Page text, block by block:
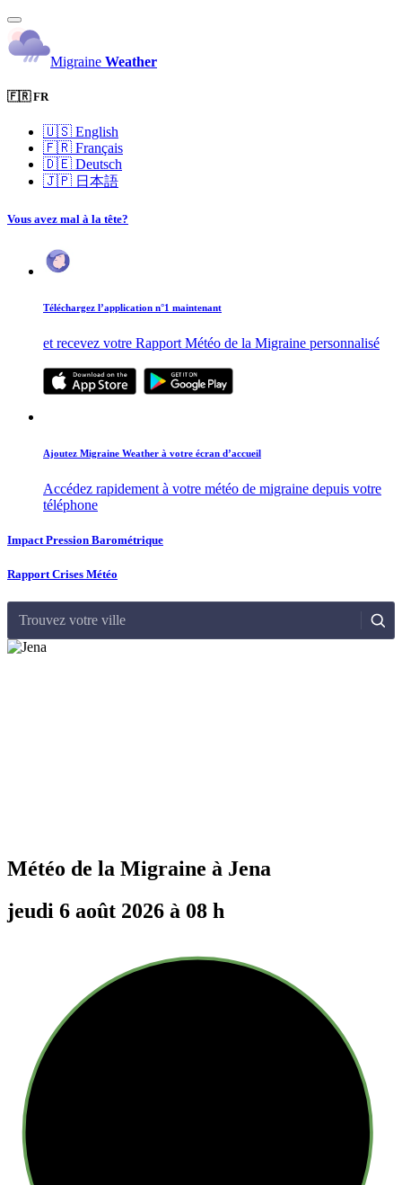
Migraine Weather
🇫🇷 FR
🇺🇸 English
🇫🇷 Français
🇩🇪 Deutsch
🇯🇵 日本語
Vous avez mal à la tête?
Téléchargez l’application n°1 maintenant
et recevez votre Rapport Météo de la Migraine personnalisé
Ajoutez Migraine Weather à votre écran d’accueil
Accédez rapidement à votre météo de migraine depuis votre
téléphone
Impact Pression Barométrique
Rapport Crises Météo
Trouvez votre ville
Météo de la Migraine à Jena
jeudi 6 août 2026 à 08 h